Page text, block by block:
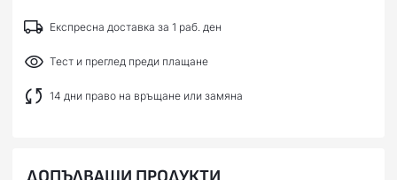
Експресна доставка за 1 раб. ден
Тест и преглед преди плащане
14 дни право на връщане или замяна